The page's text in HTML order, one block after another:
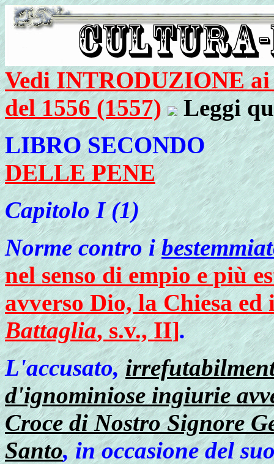
Vedi INTRODUZIONE
del 1556 (1557)
Leggi
LIBRO SECONDO
DELLE PENE
CapitoloI (1)
Norme contro i
nel senso di empio e più
avverso Dio, la Chiesa
Battaglia, s.v., II].
L'accusato,
d'ignominiose ingiurie
Croce di Nostro Signore
Santo, in occasione del